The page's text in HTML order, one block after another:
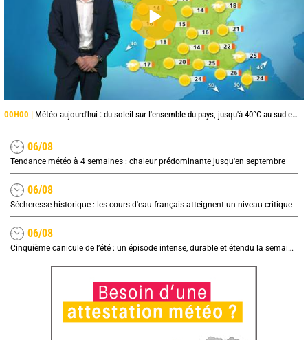
00H00 | Météo aujourd'hui : du soleil sur l'ensemble du pays, jusqu'à 40°C au sud-est
06/08
Tendance météo à 4 semaines : chaleur prédominante jusqu'en septembre
06/08
Sécheresse historique : les cours d'eau français atteignent un niveau critique
06/08
Cinquième canicule de l’été : un épisode intense, durable et étendu la semaine prochaine